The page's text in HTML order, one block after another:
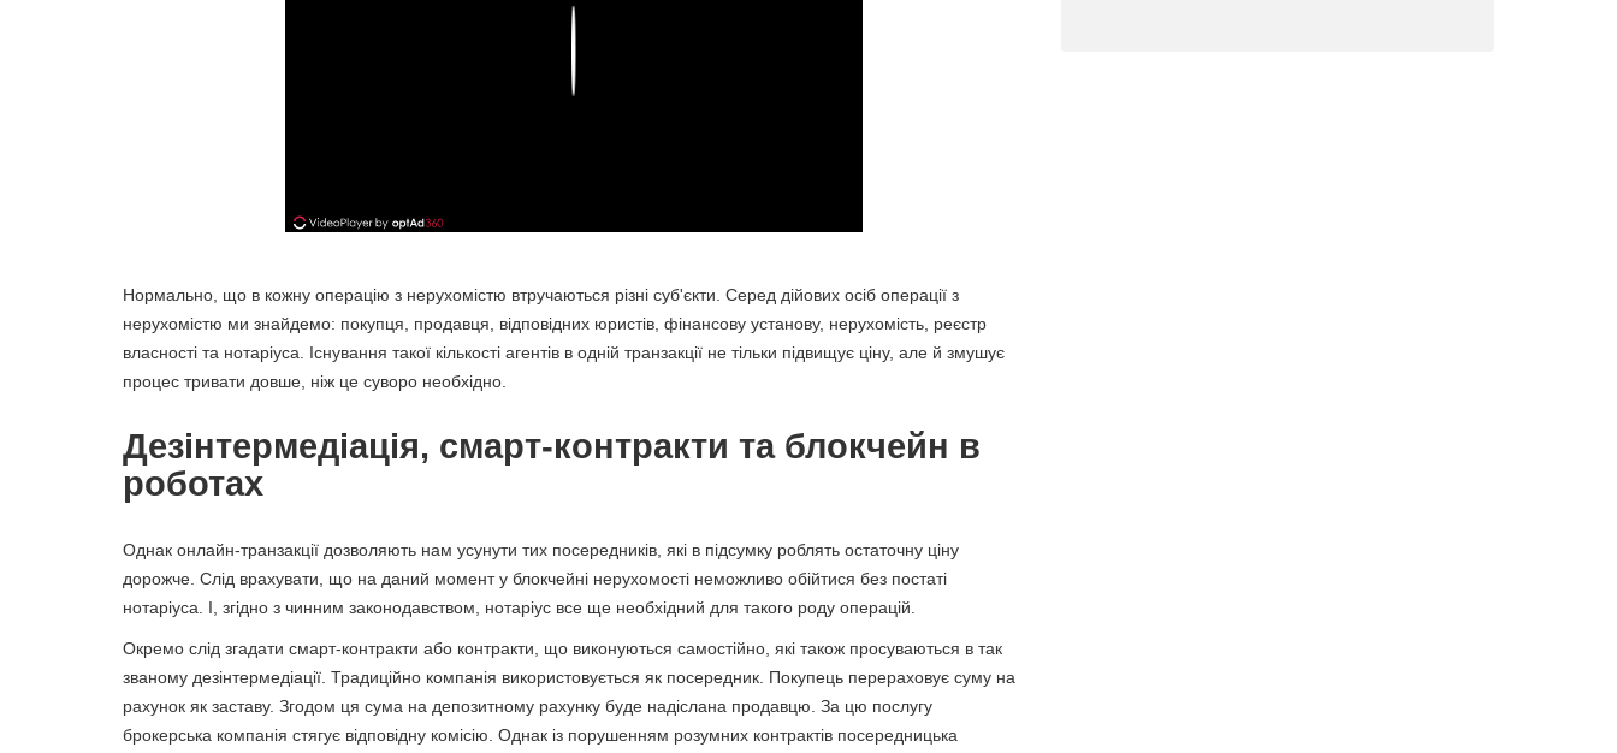
Нормально, що в кожну операцію з нерухомістю втручаються різні суб'єкти. Серед дійових осіб операції з
нерухомістю ми знайдемо: покупця, продавця, відповідних юристів, фінансову установу, нерухомість, реєстр
власності та нотаріуса. Існування такої кількості агентів в одній транзакції не тільки підвищує ціну, але й змушує
процес тривати довше, ніж це суворо необхідно.
Дезінтермедіація, смарт-контракти та блокчейн в
роботах
Однак онлайн-транзакції дозволяють нам усунути тих посередників, які в підсумку роблять остаточну ціну
дорожче. Слід врахувати, що на даний момент у блокчейні нерухомості неможливо обійтися без постаті
нотаріуса. І, згідно з чинним законодавством, нотаріус все ще необхідний для такого роду операцій.
Окремо слід згадати смарт-контракти або контракти, що виконуються самостійно, які також просуваються в так
званому дезінтермедіації. Традиційно компанія використовується як посередник. Покупець перераховує суму на
рахунок як заставу. Згодом ця сума на депозитному рахунку буде надіслана продавцю. За цю послугу
брокерська компанія стягує відповідну комісію. Однак із порушенням розумних контрактів посередницька